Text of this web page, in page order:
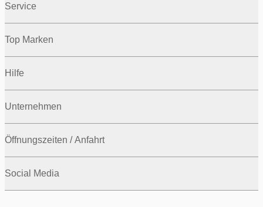
Service
Top Marken
Hilfe
Unternehmen
Öffnungszeiten / Anfahrt
Social Media